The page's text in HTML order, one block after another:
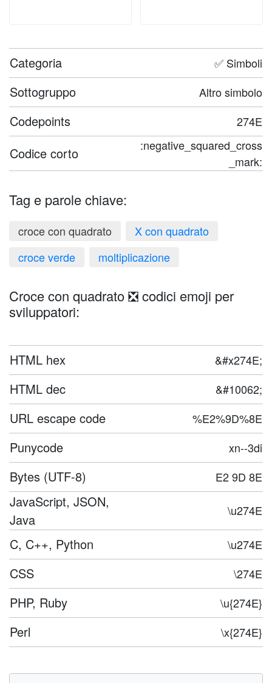
Categoria ✅ Simboli
Sottogruppo Altro simbolo
Codepoints 274E
Codice corto
:negative_squared_cross
_mark:
Tag e parole chiave:
croce con quadrato
X con quadrato
croce verde
moltiplicazione
Croce con quadrato ❎ codici emoji per
sviluppatori:
HTML hex &#x274E;
HTML dec &#10062;
URL escape code %E2%9D%8E
Punycode xn--3di
Bytes (UTF-8) E2 9D 8E
JavaScript, JSON,
Java
\u274E
C, C++, Python \u274E
CSS \274E
PHP, Ruby \u{274E}
Perl \x{274E}